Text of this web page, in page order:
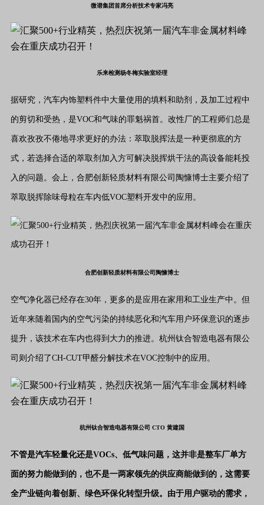
微谱集团首席分析技术专家冯亮
乐来检测杨冬梅实验室经理
据研究，汽车内饰塑料件中大量使用的填料和助剂，及加工过程中
的剪切和受热，是VOC和气味的罪魁祸首。改性厂的工程师们总是
喜欢孜孜不倦地寻求更好的办法：萃取脱挥法是一种更彻底的方
式，若选择合适的萃取剂加入方可解决脱挥烘干法的高设备能耗投
入的问题。会上，合肥创新轻质材料有限公司陶慷博士主要介绍了
萃取脱挥除味母粒在车内低VOC塑料开发中的应用。
合肥创新轻质材料有限公司陶慷博士
空气净化器已经存在30年，更多的是应用在家用和工业生产中。但
近年来随着国内的空气污染的持续恶化和汽车用户环保意识的逐步
提升，该技术在车内也得到大力的推进。杭州钛合智造电器有限公
司则介绍了CH-CUT甲醛分解技术在VOC控制中的应用。
杭州钛合智造电器有限公司 CTO 黄建国
不管是汽车轻量化还是VOCs、低气味问题，这并非是整车厂单方
面的努力能做到的，也不是一两家领先的供应商能做到的，这需要
全产业链向着创新、绿色环保化转型升级。由于用户驱动的需求，